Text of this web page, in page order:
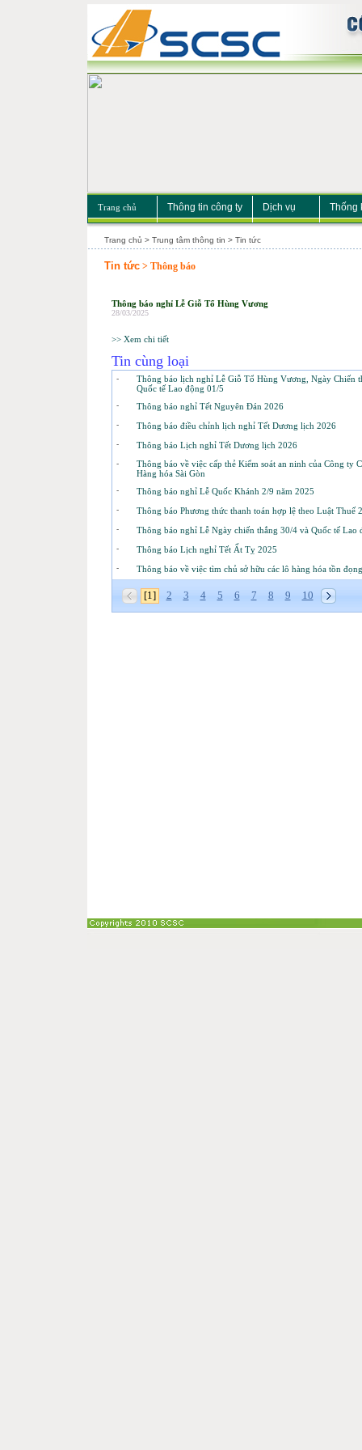
Trang chủ Thông tin công ty Dịch vụ Thống
Trang chủ > Trung tâm thông tin > Tin tức
Tin tức> Thông báo
Thông báo nghỉ Lễ Giỗ Tổ Hùng Vương
28/03/2025
>> Xem chi tiết
Tin cùng loại
-
Thông báo lịch nghỉ Lễ Giỗ Tổ Hùng Vương, Ngày Chiến
Quốc tế Lao động 01/5
- Thông báo nghỉ Tết Nguyên Đán 2026
- Thông báo điều chỉnh lịch nghỉ Tết Dương lịch 2026
- Thông báo Lịch nghỉ Tết Dương lịch 2026
-
Thông báo về việc cấp thẻ Kiểm soát an ninh của Công ty
Hàng hóa Sài Gòn
- Thông báo nghỉ Lễ Quốc Khánh 2/9 năm 2025
- Thông báo Phương thức thanh toán hợp lệ theo Luật Thuế
- Thông báo nghỉ Lễ Ngày chiến thắng 30/4 và Quốc tế Lao
- Thông báo Lịch nghỉ Tết Ất Tỵ 2025
- Thông báo về việc tìm chủ sở hữu các lô hàng hóa tồn
[1] 2 3 4 5 6 7 8 9 10